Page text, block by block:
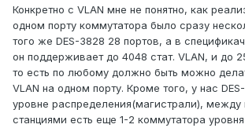
Конкретно с VLAN мне не понятно, как
одном порту коммутатора было сразу
того же DES-3828 28 портов, а в
он поддерживает до 4048 стат. VLAN, и до
то есть по любому должно быть можно
VLAN на одном порту. Кроме того, у нас
уровне распределения(магистрали), между
станциями есть еще 1-2 коммутатора